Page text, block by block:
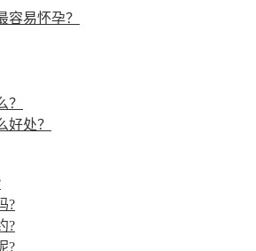
易怀孕？
处？
?
?
?